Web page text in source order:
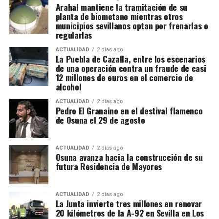
El siglo XIX transforma
definitivamente la relación entre
muralla y ciudad
Registros en La Puebla de Cazalla
La conexión con La Puebla no es meramente
territorial. La fase operativa se desarrolló el pasado
14 de julio de 2026 y comprendió nueve entradas y
registros en sociedades mercantiles situadas en La
Puebla de Cazalla, Valencia, Badajoz y Córdoba,
además del registro de un domicilio particular en La
Puebla de Cazalla. La información oficial no precisa,
al menos por ahora, cuántas de las nueve empresas
registradas se encontraban concretamente en el
municipio sevillano, por lo que no sería correcto
atribuir a La Puebla la totalidad de esos registros.
La operación se desarrolló bajo la dirección de la
Sección Civil y de Instrucción del Tribunal de
Instancia de Morón de la Frontera, plaza número 2,
órgano judicial competente en la investigación. La
Arahal mantiene la tramitación de su
planta de biometano mientras otros
municipios sevillanos optan por frenarlas o
regularlas
ACTUALIDAD 2 días ago
La Puebla de Cazalla, entre los escenarios
de una operación contra un fraude de casi
12 millones de euros en el comercio de
alcohol
ACTUALIDAD 2 días ago
Pedro El Granaino en el destival flamenco
de Osuna el 29 de agosto
ACTUALIDAD 2 días ago
Osuna avanza hacia la construcción de su
futura Residencia de Mayores
ACTUALIDAD 2 días ago
La Junta invierte tres millones en renovar
20 kilómetros de la A-92 en Sevilla en Los